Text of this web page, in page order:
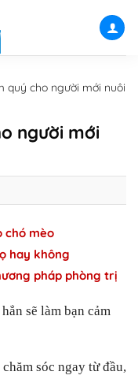
quý cho người mới nuôi
người mới
chó mèo
hay không
pháp phòng trị
sẽ làm bạn cảm
sóc ngay từ đầu,